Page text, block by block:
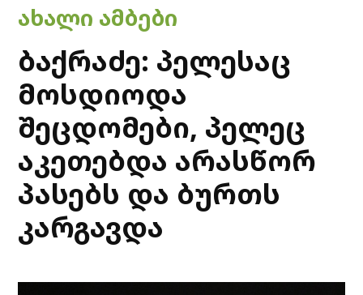
POSTED
IN
ᲐᲮᲐᲚᲘ ᲐᲛᲑᲔᲑᲘ
ბაქრაძე: პელესაც
მოსდიოდა
შეცდომები, პელეც
აკეთებდა არასწორ
პასებს და ბურთს
კარგავდა